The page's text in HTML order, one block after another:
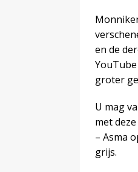
en de
groter
U mag
met
– Asma
grijs.